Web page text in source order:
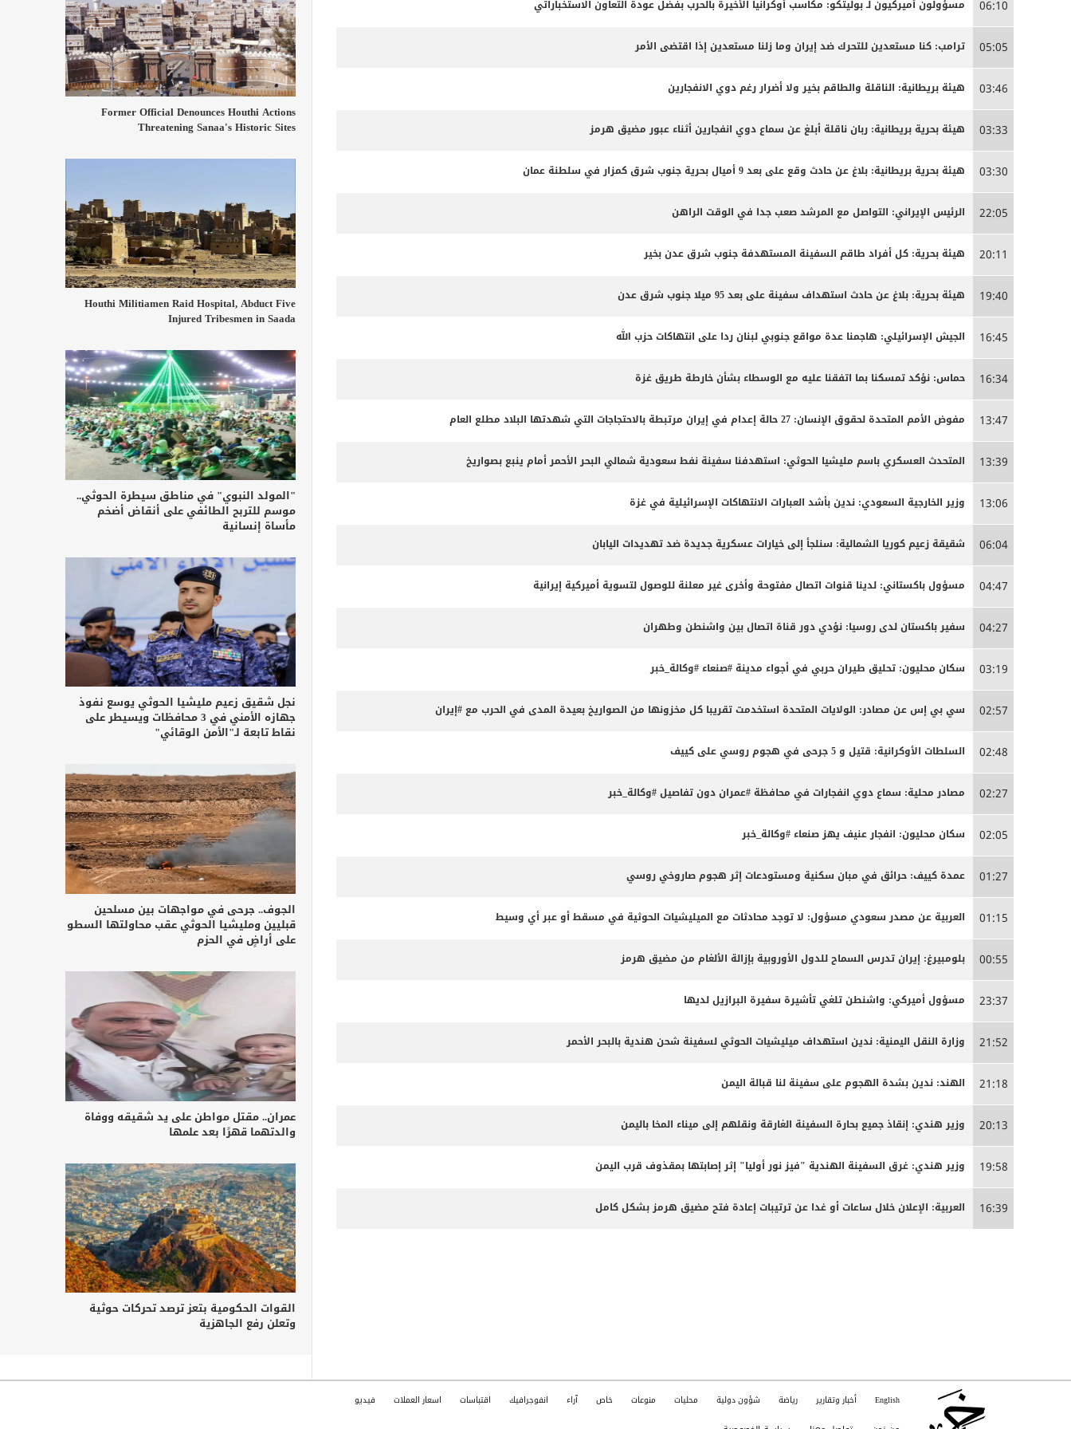
06:10 مسؤولون أميركيون لـ بوليتكو: مكاسب أوكرانيا الأخيرة بالحرب بفضل عودة التعاون الاستخباراتي
05:05 ترامب: كنا مستعدين للتحرك ضد إيران وما زلنا مستعدين إذا اقتضى الأمر
03:46 هيئة بريطانية: الناقلة والطاقم بخير ولا أضرار رغم دوي الانفجارين
03:33 هيئة بحرية بريطانية: ربان ناقلة أبلغ عن سماع دوي انفجارين أثناء عبور مضيق هرمز
03:30 هيئة بحرية بريطانية: بلاغ عن حادث وقع على بعد 9 أميال بحرية جنوب شرق كمزار في سلطنة عمان
22:05 الرئيس الإيراني: التواصل مع المرشد صعب جدا في الوقت الراهن
20:11 هيئة بحرية: كل أفراد طاقم السفينة المستهدفة جنوب شرق عدن بخير
19:40 هيئة بحرية: بلاغ عن حادث استهداف سفينة على بعد 95 ميلا جنوب شرق عدن
16:45 الجيش الإسرائيلي: هاجمنا عدة مواقع جنوبي لبنان ردا على انتهاكات حزب الله
16:34 حماس: نؤكد تمسكنا بما اتفقنا عليه مع الوسطاء بشأن خارطة طريق غزة
13:47 مفوض الأمم المتحدة لحقوق الإنسان: 27 حالة إعدام في إيران مرتبطة بالاحتجاجات التي شهدتها البلاد مطلع العام
13:39 المتحدث العسكري باسم مليشيا الحوثي: استهدفنا سفينة نفط سعودية شمالي البحر الأحمر أمام ينبع بصواريخ
13:06 وزير الخارجية السعودي: ندين بأشد العبارات الانتهاكات الإسرائيلية في غزة
06:04 شقيقة زعيم كوريا الشمالية: سنلجأ إلى خيارات عسكرية جديدة ضد تهديدات اليابان
04:47 مسؤول باكستاني: لدينا قنوات اتصال مفتوحة وأخرى غير معلنة للوصول لتسوية أميركية إيرانية
04:27 سفير باكستان لدى روسيا: نؤدي دور قناة اتصال بين واشنطن وطهران
03:19 سكان محليون: تحليق طيران حربي في أجواء مدينة #صنعاء #وكالة_خبر
02:57 سي بي إس عن مصادر: الولايات المتحدة استخدمت تقريبا كل مخزونها من الصواريخ بعيدة المدى في الحرب مع #إيران
02:48 السلطات الأوكرانية: قتيل و 5 جرحى في هجوم روسي على كييف
02:27 مصادر محلية: سماع دوي انفجارات في محافظة #عمران دون تفاصيل #وكالة_خبر
02:05 سكان محليون: انفجار عنيف يهز صنعاء #وكالة_خبر
01:27 عمدة كييف: حرائق في مبان سكنية ومستودعات إثر هجوم صاروخي روسي
01:15 العربية عن مصدر سعودي مسؤول: لا توجد محادثات مع الميليشيات الحوثية في مسقط أو عبر أي وسيط
00:55 بلومبيرغ: إيران تدرس السماح للدول الأوروبية بإزالة الألغام من مضيق هرمز
23:37 مسؤول أميركي: واشنطن تلغي تأشيرة سفيرة البرازيل لديها
21:52 وزارة النقل اليمنية: ندين استهداف ميليشيات الحوثي لسفينة شحن هندية بالبحر الأحمر
21:18 الهند: ندين بشدة الهجوم على سفينة لنا قبالة اليمن
20:13 وزير هندي: إنقاذ جميع بحارة السفينة الغارقة ونقلهم إلى ميناء المخا باليمن
19:58 وزير هندي: غرق السفينة الهندية "فيز نور أوليا" إثر إصابتها بمقذوف قرب اليمن
16:39 العربية: الإعلان خلال ساعات أو غدا عن ترتيبات إعادة فتح مضيق هرمز بشكل كامل
Former Official Denounces Houthi Actions
Threatening Sanaa's Historic Sites
Houthi Militiamen Raid Hospital, Abduct Five
Injured Tribesmen in Saada
"المولد النبوي" في مناطق سيطرة الحوثي..
موسم للتربح الطائفي على أنقاض أضخم
مأساة إنسانية
نجل شقيق زعيم مليشيا الحوثي يوسع نفوذ
جهازه الأمني في 3 محافظات ويسيطر على
نقاط تابعة لـ"الأمن الوقائي"
الجوف.. جرحى في مواجهات بين مسلحين
قبليين ومليشيا الحوثي عقب محاولتها السطو
على أراضٍ في الحزم
عمران.. مقتل مواطن على يد شقيقه ووفاة
والدتهما قهرًا بعد علمها
القوات الحكومية بتعز ترصد تحركات حوثية
وتعلن رفع الجاهزية
English أخبار وتقارير رياضة شؤون دولية محليات منوعات خاص آراء انفوجرافيك اقتباسات اسعار العملات فيديو